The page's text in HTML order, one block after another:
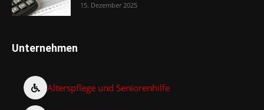
15. Dezember 2025
Unternehmen
Alterspflege und Seniorenhilfe